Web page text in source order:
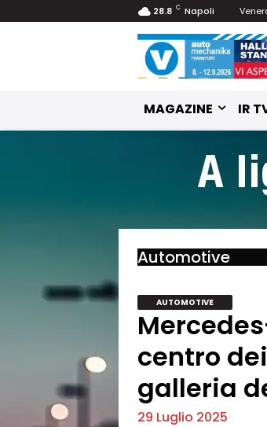
28.8 C Napoli
MAGAZINE IR
Automotive
AUTOMOTIVE
centro
galleria
29 Luglio 2025